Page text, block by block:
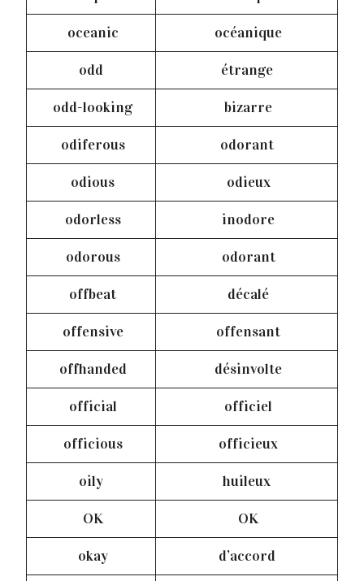
oceanic océanique
odd étrange
odd-looking bizarre
odiferous odorant
odious odieux
odorless inodore
odorous odorant
offbeat décalé
offensive offensant
offhanded désinvolte
official officiel
officious officieux
oily huileux
OK OK
okay d’accord